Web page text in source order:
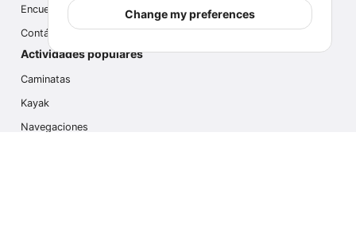
Change my preferences
Encuesta
Contáctanos
Actividades populares
Caminatas
Kayak
Navegaciones